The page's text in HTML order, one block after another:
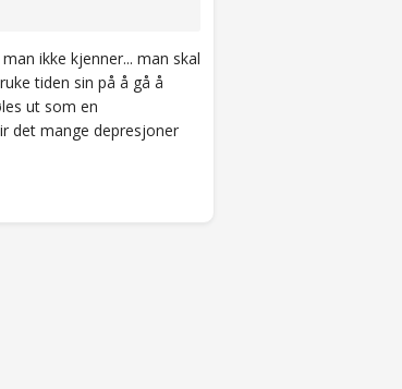
ikke kjenner... man skal
tiden sin på å gå å
ut som en
det mange depresjoner